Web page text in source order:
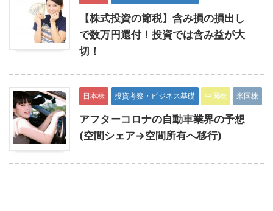
【株式投資の節税】含み損の損出し
で数万円還付！投資では含み益が大
切！
日本株 投資考察・ビジネス基礎 中国株 米国株
アフターコロナの自動車業界の予想
(空間シェア→空間所有へ移行)